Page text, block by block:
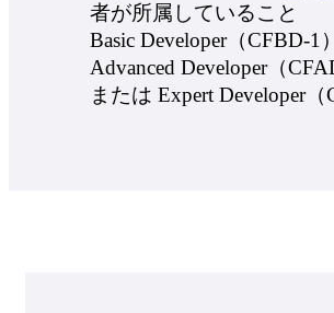
者が所属していること
Basic Developer（CFBD-1
Advanced Developer（
または Expert Developer